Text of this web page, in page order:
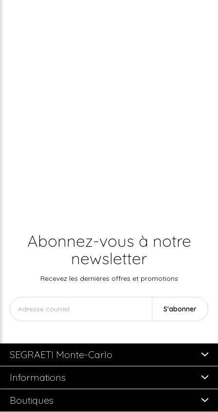
Abonnez-vous à notre
newsletter
Recevez les dernières offres et promotions
S'abonner
SEGRAETI Monte-Carlo
Informations
Boutiques